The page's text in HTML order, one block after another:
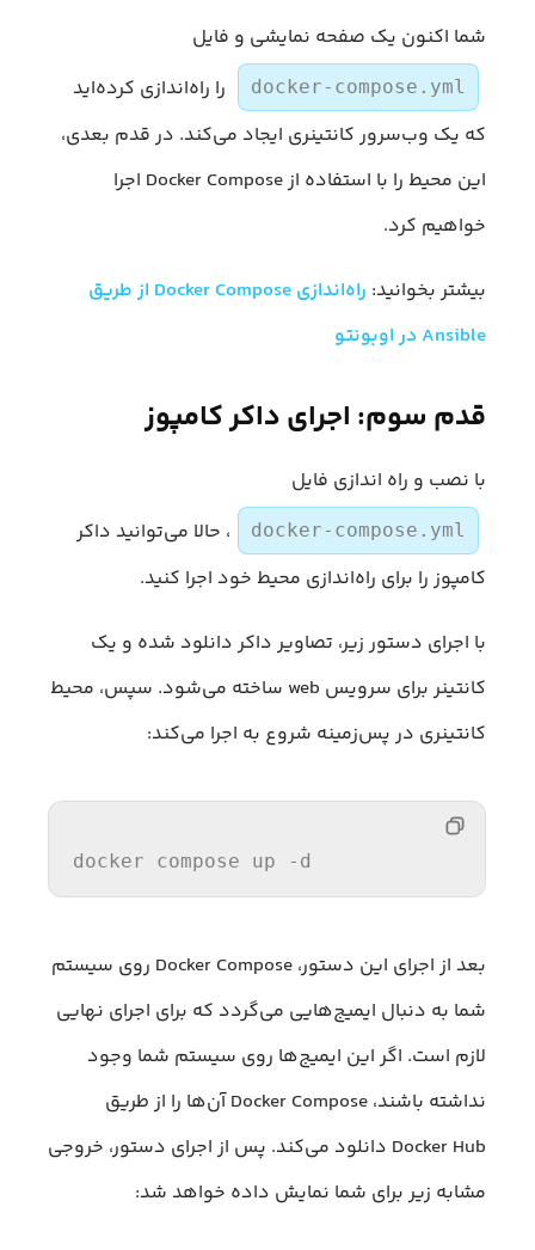
شما اکنون یک صفحه نمایشی و فایل
docker-compose.yml
را راه‌اندازی کرده‌اید
که یک وب‌سرور کانتینری ایجاد می‌کند. در قدم بعدی،
این محیط را با استفاده از Docker Compose اجرا
خواهیم کرد.
بیشتر بخوانید:
راه‌اندازی Docker Compose از طریق
Ansible در اوبونتو
قدم سوم: اجرای داکر کامپوز
با نصب و راه اندازی فایل
docker-compose.yml
، حالا می‌توانید داکر
کامپوز را برای راه‌اندازی محیط‌ خود اجرا کنید.
با اجرای دستور زیر، تصاویر داکر دانلود شده و یک
کانتینر برای سرویس web ساخته می‌شود. سپس، محیط
کانتینری در پس‌زمینه شروع به اجرا می‌کند:
docker compose up -d
بعد از اجرای این دستور، Docker Compose روی سیستم
شما به دنبال ایمیج‌هایی می‌گردد که برای اجرای نهایی
لازم است. اگر این ایمیج‌ها روی سیستم شما وجود
نداشته باشند، Docker Compose آن‌ها را از طریق
Docker Hub دانلود می‌کند. پس از اجرای دستور، خروجی
مشابه زیر برای شما نمایش داده خواهد شد: